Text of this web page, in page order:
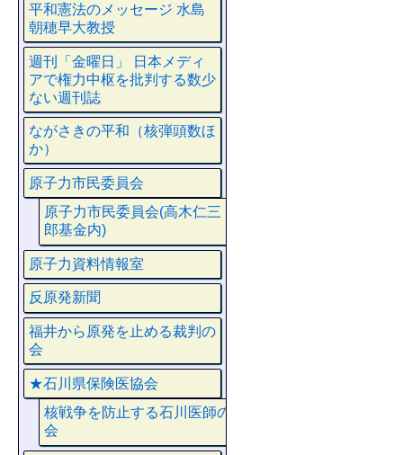
平和憲法のメッセージ 水島
朝穂早大教授
週刊「金曜日」 日本メディ
アで権力中枢を批判する数少
ない週刊誌
ながさきの平和（核弾頭数ほ
か）
原子力市民委員会
原子力市民委員会(高木仁三
郎基金内)
原子力資料情報室
反原発新聞
福井から原発を止める裁判の
会
★石川県保険医協会
核戦争を防止する石川医師の
会